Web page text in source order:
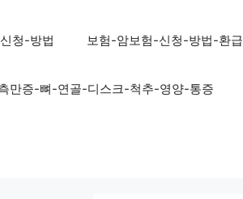
청-방법 보험-암보험-신청-방법-환급
만증-뼈-연골-디스크-척추-영양-통증